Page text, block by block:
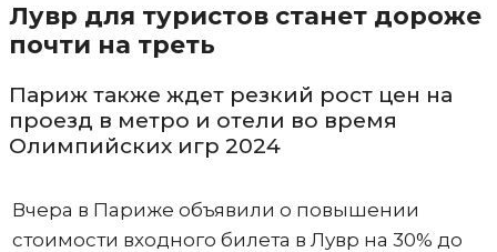
Лувр для туристов станет дороже
почти на треть
Париж также ждет резкий рост цен на
проезд в метро и отели во время
Олимпийских игр 2024
Вчера в Париже объявили о повышении
стоимости входного билета в Лувр на 30% до